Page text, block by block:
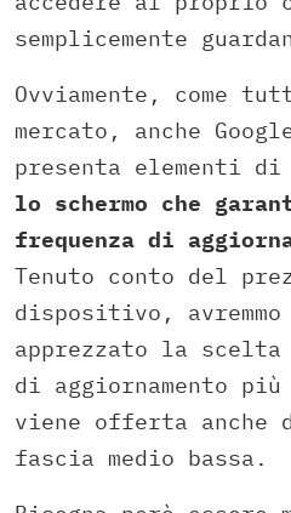
semplicemente
Ovviamente, come
mercato, anche
presenta elementi di
lo schermo che
frequenza di
Tenuto conto del
dispositivo, avremmo
apprezzato la scelta
di aggiornamento
viene offerta anche
fascia medio bassa.